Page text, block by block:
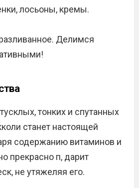
лосьоны, кремы.
Делимся
тонких и спутанных
станет настоящей
содержанию витаминов и
прекрасно п, дарит
не утяжеляя его.